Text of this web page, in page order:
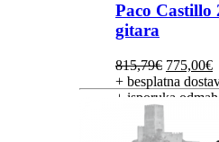
Paco Castillo
gitara
815,79€ Izvorna
cijena
bila
815,79€.
775,00€
je:
+ besplatna
+ isporuka odmah